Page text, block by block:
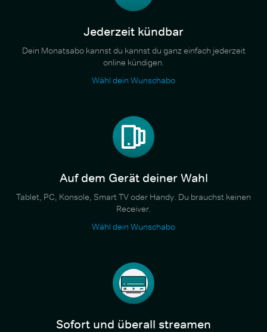
Jederzeit kündbar
Dein Monatsabo kannst du kannst du ganz einfach jederzeit
online kündigen.
Wähl dein Wunschabo
Auf dem Gerät deiner Wahl
Tablet, PC, Konsole, Smart TV oder Handy. Du brauchst keinen
Receiver.
Wähl dein Wunschabo
Sofort und überall streamen